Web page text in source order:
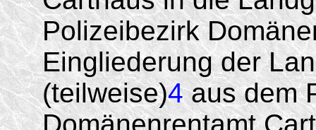
Polizeibezirk
Eingliederung der
(teilweise)4aus dem
Domänenrentamt